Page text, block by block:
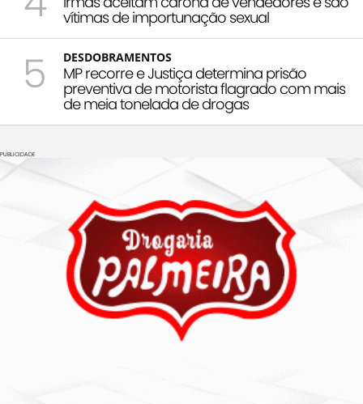
vítimas de importunação sexual
5 DESDOBRAMENTOS
MP recorre e Justiça determina prisão
preventiva de motorista flagrado com mais
de meia tonelada de drogas
PUBLICIDADE